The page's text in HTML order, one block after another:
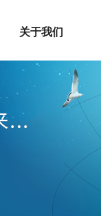
关于我们